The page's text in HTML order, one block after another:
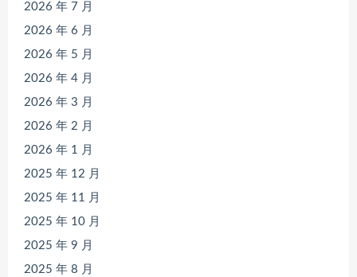
2026 年 7 月
2026 年 6 月
2026 年 5 月
2026 年 4 月
2026 年 3 月
2026 年 2 月
2026 年 1 月
2025 年 12 月
2025 年 11 月
2025 年 10 月
2025 年 9 月
2025 年 8 月